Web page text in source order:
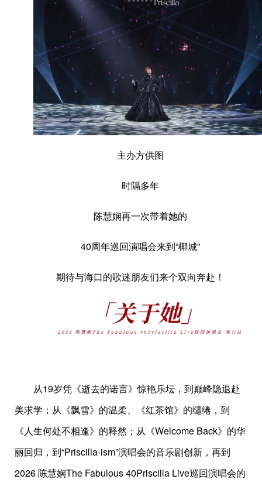
主办方供图
时隔多年
陈慧娴再一次带着她的
40周年巡回演唱会来到“椰城”
期待与海口的歌迷朋友们来个双向奔赴！
从19岁凭《逝去的诺言》惊艳乐坛，到巅峰隐退赴
美求学；从《飘雪》的温柔、《红茶馆》的缱绻，到
《人生何处不相逢》的释然；从《Welcome Back》的华
丽回归，到“Priscilla-ism”演唱会的音乐剧创新，再到
2026 陈慧娴The Fabulous 40Priscilla Live巡回演唱会的